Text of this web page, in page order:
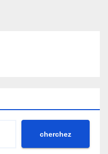
cherchez